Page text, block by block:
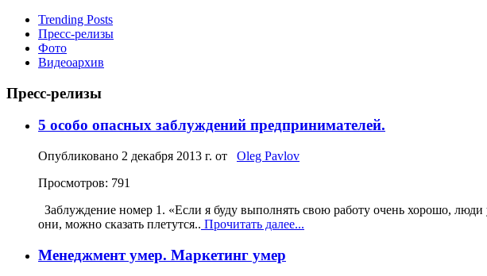
Trending Posts
Пресс-релизы
Фото
Видеоархив
Пресс-релизы
5 особо опасных заблуждений предпринимателей.
Опубликовано 2 декабря 2013 г. от Oleg Pavlov
Просмотров: 791
Заблуждение номер 1. «Если я буду выполнять свою работу очень хорошо,
они, можно сказать плетутся.. Прочитать далее...
Менеджмент умер. Маркетинг умер